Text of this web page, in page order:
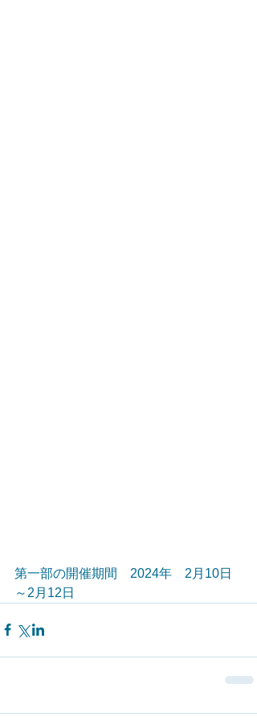
第一部の開催期間　2024年　2月10日
～2月12日